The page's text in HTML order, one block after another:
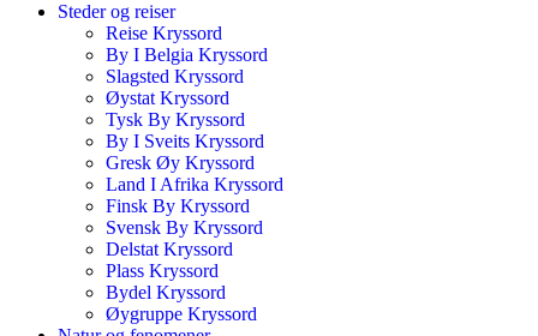
Steder og reiser
Reise Kryssord
By I Belgia Kryssord
Slagsted Kryssord
Øystat Kryssord
Tysk By Kryssord
By I Sveits Kryssord
Gresk Øy Kryssord
Land I Afrika Kryssord
Finsk By Kryssord
Svensk By Kryssord
Delstat Kryssord
Plass Kryssord
Bydel Kryssord
Øygruppe Kryssord